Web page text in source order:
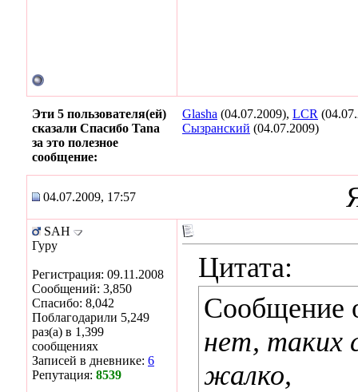
Эти 5 пользователя(ей)
сказали Спасибо Tana
за это полезное
сообщение:
Glasha (04.07.2009), LCR
Сызранский (04.07.2009)
04.07.2009, 17:57
SAH
Гуру
Регистрация: 09.11.2008
Сообщений: 3,850
Спасибо: 8,042
Поблагодарили 5,249
раз(а) в 1,399
сообщениях
Записей в дневнике: 6
Репутация: 8539
Цитата:
Сообщение
нет, таких
жалко,